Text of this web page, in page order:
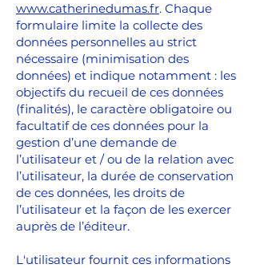
www.catherinedumas.fr. Chaque
formulaire limite la collecte des
données personnelles au strict
nécessaire (minimisation des
données) et indique notamment : les
objectifs du recueil de ces données
(finalités), le caractère obligatoire ou
facultatif de ces données pour la
gestion d’une demande de
l’utilisateur et / ou de la relation avec
l’utilisateur, la durée de conservation
de ces données, les droits de
l’utilisateur et la façon de les exercer
auprès de l’éditeur.
L'utilisateur fournit ces informations